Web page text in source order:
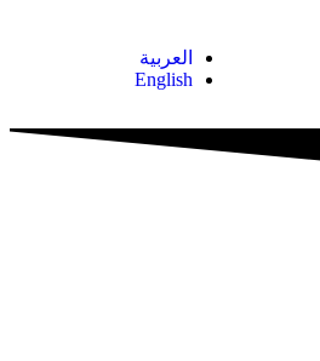
العربية
English